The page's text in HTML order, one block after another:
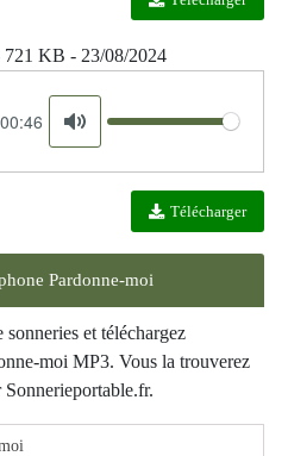
721 KB - 23/08/2024
00:46
Mute
Volume
Télécharger
Pardonne-moi
et téléchargez
moi MP3. Vous la trouverez